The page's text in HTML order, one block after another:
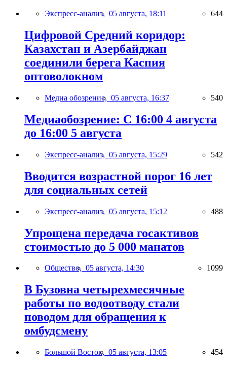
Экспресс-анализ, 05 августа, 18:11 644
Цифровой Средний коридор:
Казахстан и Азербайджан
соединили берега Каспия
оптоволокном
Медиа обозрение, 05 августа, 16:37 540
Медиаобозрение: С 16:00 4 августа
до 16:00 5 августа
Экспресс-анализ, 05 августа, 15:29 542
Вводится возрастной порог 16 лет
для социальных сетей
Экспресс-анализ, 05 августа, 15:12 488
Упрощена передача госактивов
стоимостью до 5 000 манатов
Общество, 05 августа, 14:30 1099
В Бузовна четырехмесячные
работы по водоотводу стали
поводом для обращения к
омбудсмену
Большой Восток, 05 августа, 13:05 454